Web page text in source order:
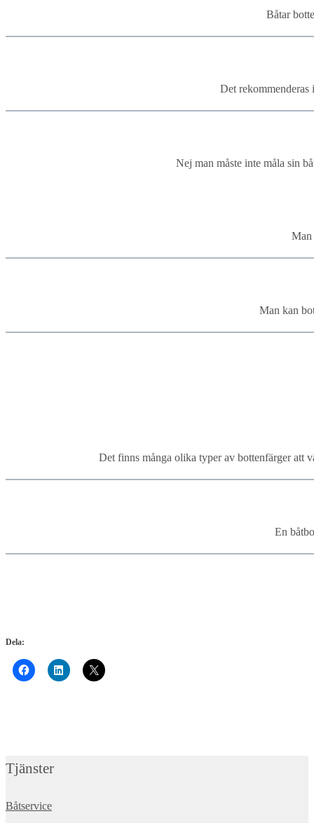
Båtar
Det rekommenderas
Nej man måste inte måla sin
Man
Man kan
Det finns många olika typer av bottenfärger att
En
Dela:
Tjänster
Båtservice